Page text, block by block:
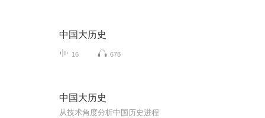
中国大历史
16 678
中国大历史
从技术角度分析中国历史进程